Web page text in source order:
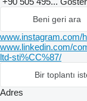
Beni geri ara
www.instagram.com/
www.linkedin.com/
ltd-sti%CC%87/
Bir toplantı
Adres